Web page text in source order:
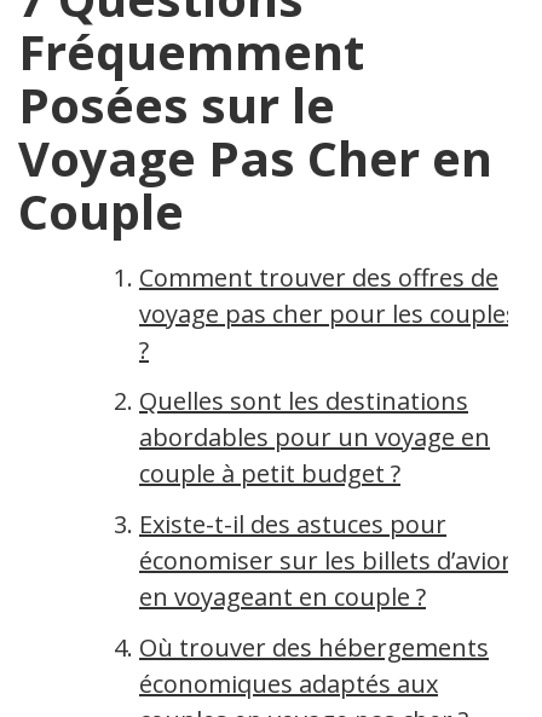
Fréquemment
Posées sur le
Voyage Pas Cher en
Couple
Comment trouver des offres de
voyage pas cher pour les couples
?
Quelles sont les destinations
abordables pour un voyage en
couple à petit budget ?
Existe-t-il des astuces pour
économiser sur les billets d’avion
en voyageant en couple ?
Où trouver des hébergements
économiques adaptés aux